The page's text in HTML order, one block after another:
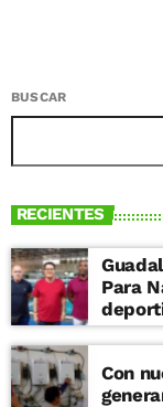
BUSCAR
RECIENTES
Para
Con